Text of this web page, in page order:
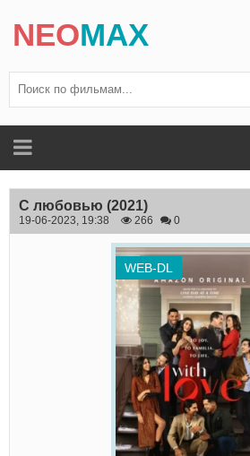
NEOMAX
С любовью (2021)
19-06-2023, 19:38 266 0
WEB-DL